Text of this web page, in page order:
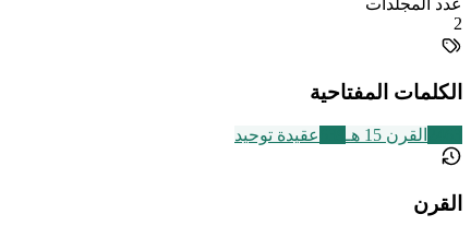
2
الكلمات المفتاحية
القرن 15 هـ عقيدة توحيد
القرن